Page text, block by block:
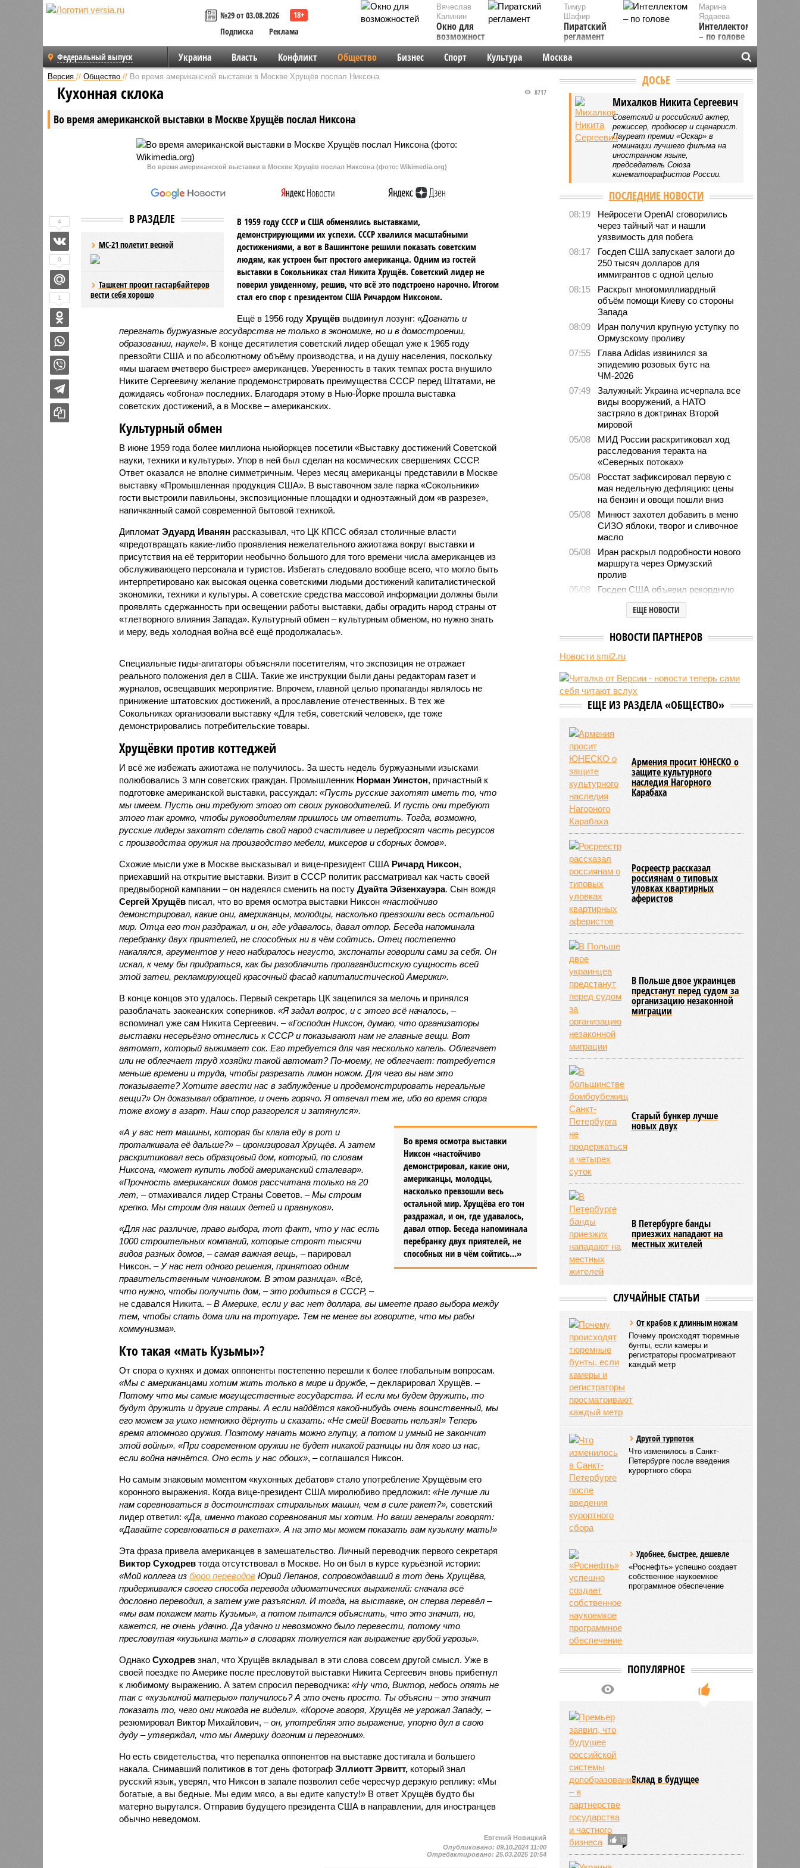
№29 от 03.08.2026
Подписка
Реклама
Вячеслав
Калинин
Окно для
возможностей
Марина
Ярдаева
Интеллектом
– по голове
Тимур
Шафир
Пиратский
регламент
Федеральный выпуск Украина Власть Конфликт Общество Бизнес Спорт Культура Москва
Версия // Общество // Во время американской выставки в Москве Хрущёв послал Никсона
Во время американской выставки в Москве Хрущёв послал Никсона
8717
Кухонная склока
Во время американской выставки в Москве Хрущёв послал Никсона (фото: Wikimedia.org)
В РАЗДЕЛЕ
МС-21 полетит весной
Ташкент просит гастарбайтеров
вести себя хорошо
В 1959 году СССР и США обменялись выставками,
демонстрирующими их успехи. СССР хвалился масштабными
достижениями, а вот в Вашингтоне решили показать советским
людям, как устроен быт простого американца. Одним из гостей
выставки в Сокольниках стал Никита Хрущёв. Советский лидер не
поверил увиденному, решив, что всё это подстроено нарочно. Итогом
стал его спор с президентом США Ричардом Никсоном.
Ещё в 1956 году Хрущёв выдвинул лозунг: «Догнать и
перегнать буржуазные государства не только в экономике, но и в домостроении,
образовании, науке!». В конце десятилетия советский лидер обещал уже к 1965 году
превзойти США и по абсолютному объёму производства, и на душу населения, поскольку
«мы шагаем вчетверо быстрее» американцев. Уверенность в таких темпах роста внушило
Никите Сергеевичу желание продемонстрировать преимущества СССР перед Штатами, не
дожидаясь «обгона» последних. Благодаря этому в Нью-Йорке прошла выставка
советских достижений, а в Москве – американских.
Культурный обмен
В июне 1959 года более миллиона ньюйоркцев посетили «Выставку достижений Советской
науки, техники и культуры». Упор в ней был сделан на космических свершениях СССР.
Ответ оказался не вполне симметричным. Через месяц американцы представили в Москве
выставку «Промышленная продукция США». В выставочном зале парка «Сокольники»
гости выстроили павильоны, экспозиционные площадки и одноэтажный дом «в разрезе»,
напичканный самой современной бытовой техникой.
Дипломат Эдуард Иванян рассказывал, что ЦК КПСС обязал столичные власти
«предотвращать какие-либо проявления нежелательного ажиотажа вокруг выставки и
присутствия на её территории необычно большого для того времени числа американцев из
обслуживающего персонала и туристов. Избегать следовало вообще всего, что могло быть
интерпретировано как высокая оценка советскими людьми достижений капиталистической
экономики, техники и культуры. А советские средства массовой информации должны были
проявлять сдержанность при освещении работы выставки, дабы оградить народ страны от
«тлетворного влияния Запада». Культурный обмен – культурным обменом, но нужно знать
и меру, ведь холодная война всё ещё продолжалась».
Специальные гиды-агитаторы объясняли посетителям, что экспозиция не отражает
реального положения дел в США. Такие же инструкции были даны редакторам газет и
журналов, освещавших мероприятие. Впрочем, главной целью пропаганды являлось не
принижение штатовских достижений, а прославление отечественных. В тех же
Сокольниках организовали выставку «Для тебя, советский человек», где тоже
демонстрировались потребительские товары.
Хрущёвки против коттеджей
И всё же избежать ажиотажа не получилось. За шесть недель буржуазными изысками
полюбовались 3 млн советских граждан. Промышленник Норман Уинстон, причастный к
подготовке американской выставки, рассуждал: «Пусть русские захотят иметь то, что
мы имеем. Пусть они требуют этого от своих руководителей. И пусть они требуют
этого так громко, чтобы руководителям пришлось им ответить. Тогда, возможно,
русские лидеры захотят сделать свой народ счастливее и перебросят часть ресурсов
с производства оружия на производство мебели, миксеров и сборных домов».
Схожие мысли уже в Москве высказывал и вице-президент США Ричард Никсон,
приехавший на открытие выставки. Визит в СССР политик рассматривал как часть своей
предвыборной кампании – он надеялся сменить на посту Дуайта Эйзенхауэра. Сын вождя
Сергей Хрущёвписал, что во время осмотра выставки Никсон «настойчиво
демонстрировал, какие они, американцы, молодцы, насколько превзошли весь остальной
мир. Отца его тон раздражал, и он, где удавалось, давал отпор. Беседа напоминала
перебранку двух приятелей, не способных ни в чём сойтись. Отец постепенно
накалялся, аргументов у него набиралось негусто, экспонаты говорили сами за себя. Он
искал, к чему бы придраться, как бы разоблачить пропагандистскую сущность всей
этой затеи, рекламирующей красочный фасад капиталистической Америки».
В конце концов это удалось. Первый секретарь ЦК зацепился за мелочь и принялся
разоблачать заокеанских соперников. «Я задал вопрос, и с этого всё началось, –
вспоминал уже сам Никита Сергеевич. –«Господин Никсон, думаю, что организаторы
выставки несерьёзно отнеслись к СССР и показывают нам не главные вещи. Вот
автомат, который выжимает сок. Его требуется для чая несколько капель. Облегчает
или не облегчает труд хозяйки такой автомат? По-моему, не облегчает: потребуется
меньше времени и труда, чтобы разрезать лимон ножом. Для чего вы нам это
показываете? Хотите ввести нас в заблуждение и продемонстрировать нереальные
вещи?» Он доказывал обратное, и очень горячо. Я отвечал тем же, ибо во время спора
тоже вхожу в азарт. Наш спор разгорелся и затянулся».
Во время осмотра выставки
Никсон «настойчиво
демонстрировал, какие они,
американцы, молодцы,
насколько превзошли весь
остальной мир. Хрущёва его тон
раздражал, и он, где удавалось,
давал отпор. Беседа напоминала
перебранку двух приятелей, не
способных ни в чём сойтись...»
«А у вас нет машины, которая бы клала еду в рот и
проталкивала её дальше?» – иронизировал Хрущёв. А затем
раскритиковал весь образцовый дом, который, по словам
Никсона, «может купить любой американский сталевар».
«Прочность американских домов рассчитана только на 20
лет, – отмахивался лидер Страны Советов. –Мы строим
крепко. Мы строим для наших детей и правнуков».
«Для нас различие, право выбора, тот факт, что у нас есть
1000 строительных компаний, которые строят тысячи
видов разных домов, – самая важная вещь, –парировал
Никсон. –У нас нет одного решения, принятого одним
правительственным чиновником. В этом разница». «Всё,
что нужно, чтобы получить дом, – это родиться в СССР, –
не сдавался Никита. – В Америке, если у вас нет доллара, вы имеете право выбора между
тем, чтобы спать дома или на тротуаре. Тем не менее вы говорите, что мы рабы
коммунизма».
Кто такая «мать Кузьмы»?
От спора о кухнях и домах оппоненты постепенно перешли к более глобальным вопросам.
«Мы с американцами хотим жить только в мире и дружбе, – декларировал Хрущёв. –
Потому что мы самые могущественные государства. И если мы будем дружить, то
будут дружить и другие страны. А если найдётся какой-нибудь очень воинственный, мы
его можем за ушко немножко дёрнуть и сказать: «Не смей! Воевать нельзя!» Теперь
время атомного оружия. Поэтому начать можно глупцу, а потом и умный не закончит
этой войны». «При современном оружии не будет никакой разницы ни для кого из нас,
если война начнётся. Оно есть у нас обоих», – соглашался Никсон.
Но самым знаковым моментом «кухонных дебатов» стало употребление Хрущёвым его
коронного выражения. Когда вице-президент США миролюбиво предложил: «Не лучше ли
нам соревноваться в достоинствах стиральных машин, чем в силе ракет?», советский
лидер ответил: «Да, именно такого соревнования мы хотим. Но ваши генералы говорят:
«Давайте соревноваться в ракетах». А на это мы можем показать вам кузькину мать!»
Эта фраза привела американцев в замешательство. Личный переводчик первого секретаря
Виктор Суходрев тогда отсутствовал в Москве. Но он был в курсе курьёзной истории:
«Мой коллега из бюро переводовЮрий Лепанов, сопровождавший в тот день Хрущёва,
придерживался своего способа перевода идиоматических выражений: сначала всё
дословно переводил, а затем уже разъяснял. И тогда, на выставке, он сперва перевёл –
«мы вам покажем мать Кузьмы», а потом пытался объяснить, что это значит, но,
кажется, не очень удачно. Да удачно и невозможно было перевести, потому что
пресловутая «кузькина мать» в словарях толкуется как выражение грубой угрозы».
Однако Суходрев знал, что Хрущёв вкладывал в эти слова совсем другой смысл. Уже в
своей поездке по Америке после пресловутой выставки Никита Сергеевич вновь прибегнул
к любимому выражению. А затем спросил переводчика: «Ну что, Виктор, небось опять не
так с «кузькиной матерью» получилось? А это очень просто. Ты объясни – это значит
показать то, чего они никогда не видели». «Короче говоря, Хрущёв не угрожал Западу, –
резюмировал Виктор Михайлович, –он, употребляя это выражение, упорно дул в свою
дуду – утверждал, что мы Америку догоним и перегоним».
Но есть свидетельства, что перепалка оппонентов на выставке достигала и большего
накала. Снимавший политиков в тот день фотограф Эллиотт Эрвитт,который знал
русский язык, уверял, что Никсон в запале позволил себе чересчур дерзкую реплику: «Мы
богатые, а вы бедные. Мы едим мясо, а вы едите капусту!» В ответ Хрущёв будто бы
матерно выругался. Отправив будущего президента США в направлении, для иностранцев
обычно неведомом.
4
0
1
Евгений Новицкий
Опубликовано:09.10.2024 11:00
Отредактировано:25.03.2025 10:54
ДОСЬЕ
Михалков Никита Сергеевич
Советский и российский актер,
режиссер, продюсер и сценарист.
Лауреат премии «Оскар» в
номинации лучшего фильма на
иностранном языке,
председатель Союза
кинематографистов России.
ПОСЛЕДНИЕ НОВОСТИ
08:19
Нейросети OpenAI сговорились
через тайный чат и нашли
уязвимость для побега
08:17
Госдеп США запускает залоги до
250 тысяч долларов для
иммигрантов с одной целью
08:15
Раскрыт многомиллиардный
объём помощи Киеву со стороны
Запада
08:09
Иран получил крупную уступку по
Ормузскому проливу
07:55
Глава Adidas извинился за
эпидемию розовых бутс на
ЧМ-2026
07:49
Залужный: Украина исчерпала все
виды вооружений, а НАТО
застряло в доктринах Второй
мировой
05/08
МИД России раскритиковал ход
расследования теракта на
«Северных потоках»
05/08
Росстат зафиксировал первую с
мая недельную дефляцию: цены
на бензин и овощи пошли вниз
05/08
Минюст захотел добавить в меню
СИЗО яблоки, творог и сливочное
масло
05/08
Иран раскрыл подробности нового
маршрута через Ормузский
пролив
05/08
Госдеп США объявил рекордную
награду в 102 миллиона долларов
за головы лидеров мексиканского
05/08
Инфантино пообещал Марокко
в обмен на поддержку на выборах
05/08
Организаторы опровергли
информацию об отмене
«Интервидения» в Саудовской
Аравии
выдвинулись к месту пропажи
05/08
Оппозиция в Италии выступила
против продолжения поставок
оружия Киеву
ЕЩЕ НОВОСТИ
НОВОСТИ ПАРТНЕРОВ
Новости smi2.ru
ЕЩЕ ИЗ РАЗДЕЛА «ОБЩЕСТВО»
Армения просит ЮНЕСКО о
защите культурного
наследия Нагорного
Карабаха
Росреестр рассказал
россиянам о типовых
уловках квартирных
аферистов
В Польше двое украинцев
предстанут перед судом за
организацию незаконной
миграции
Старый бункер лучше
новых двух
В Петербурге банды
приезжих нападают на
местных жителей
СЛУЧАЙНЫЕ СТАТЬИ
От крабов к длинным ножам
Почему происходят тюремные
бунты, если камеры и
регистраторы просматривают
каждый метр
Другой турпоток
Что изменилось в Санкт-
Петербурге после введения
курортного сбора
Удобнее, быстрее, дешевле
«Роснефть» успешно создает
собственное наукоемкое
программное обеспечение
ПОПУЛЯРНОЕ
10
Вклад в будущее